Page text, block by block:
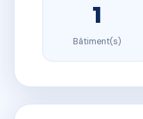
1
Bâtiment(s)